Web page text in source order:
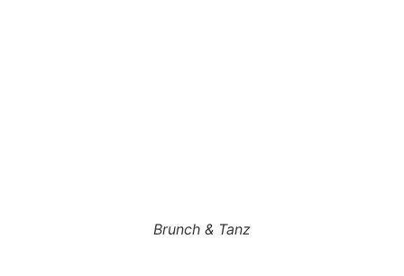
Brunch & Tanz